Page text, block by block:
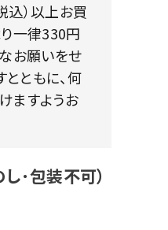
込）以上お買
一律330円
お願いをせ
ともに、何
ますようお
･包装不可）